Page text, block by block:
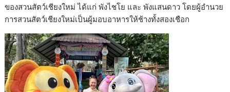
ของสวนสัตว์เชียงใหม่ ได้แก่ พังไชโย และ พังแสนดาว โดยผู้อำนวย
การสวนสัตว์เชียงใหม่เป็นผู้มอบอาหารให้ช้างทั้งสองเชือก